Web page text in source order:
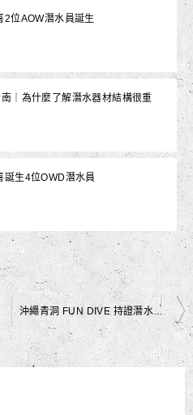
位AOW潛水員誕生
｜為什麼了解潛水器材結構很重
生4位OWD潛水員
沖繩青洞 FUN DIVE 持證潛水｜中文授課｜來沖繩夢幻礁潛水｜黑潮潛水